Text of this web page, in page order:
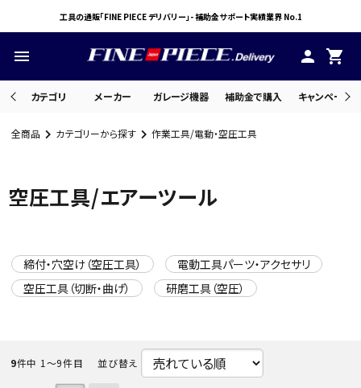
工具の通販「FINE PIECE デリバリー」- 補助金サポート実績業界 No.1
menu person shopping_cart
カテゴリ メーカー ガレージ機器 補助金で購入 キャンペーン
meeting_room ログイン person 会員登録
全商品 カテゴリーから探す 作業工具/電動・空圧工具
空圧工具/エアーツール
締付・穴空け（空圧工具）
電動工具パーツ・アクセサリ
空圧工具（切断・曲げ）
研磨工具（空圧）
9件中 1〜9件目 並び替え